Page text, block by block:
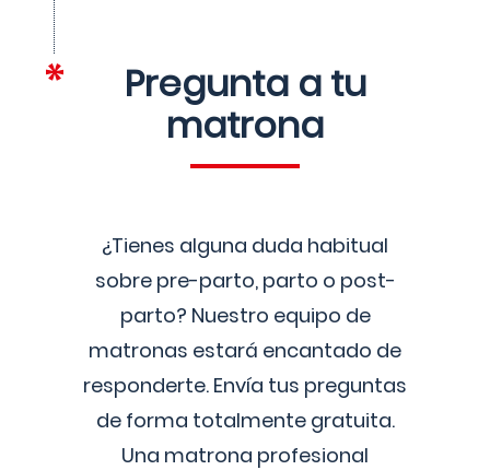
Pregunta a tu
matrona
¿Tienes alguna duda habitual
sobre pre-parto, parto o post-
parto? Nuestro equipo de
matronas estará encantado de
responderte. Envía tus preguntas
de forma totalmente gratuita.
Una matrona profesional